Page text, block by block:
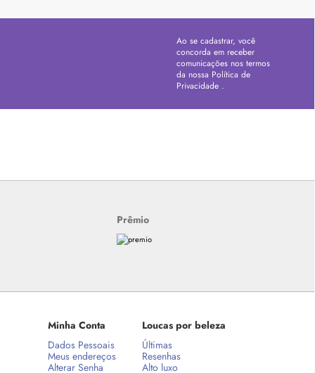
Ao se cadastrar, você
concorda em receber
comunicações nos termos
da nossa Política de
Privacidade .
Prêmio
Minha Conta
Dados Pessoais
Meus endereços
Alterar Senha
Loucas por beleza
Últimas
Resenhas
Alto luxo